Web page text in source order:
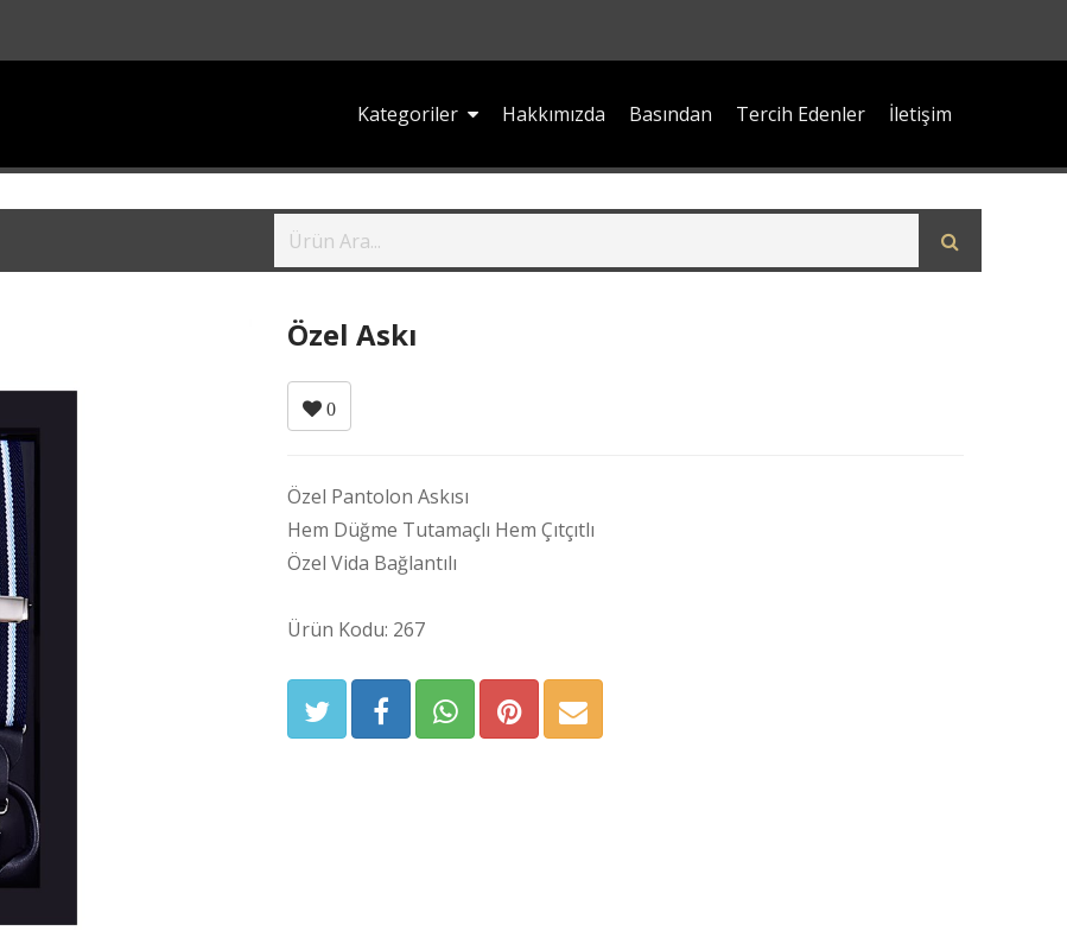
Kategoriler Hakkımızda Basından Tercih Edenler İletişim
Özel Askı
0
Özel Pantolon Askısı
Hem Düğme Tutamaçlı Hem Çıtçıtlı
Özel Vida Bağlantılı
Ürün Kodu: 267